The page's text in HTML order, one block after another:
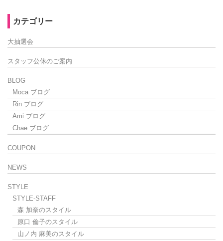
カテゴリー
大抽選会
スタッフ公休のご案内
BLOG
Moca ブログ
Rin ブログ
Ami ブログ
Chae ブログ
COUPON
NEWS
STYLE
STYLE-STAFF
森 加奈のスタイル
原口 倫子のスタイル
山ノ内 麻美のスタイル